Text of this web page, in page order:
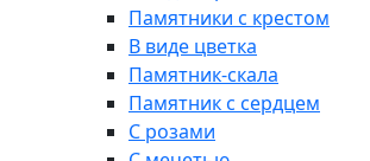
Памятники с крестом
В виде цветка
Памятник-скала
Памятник с сердцем
С розами